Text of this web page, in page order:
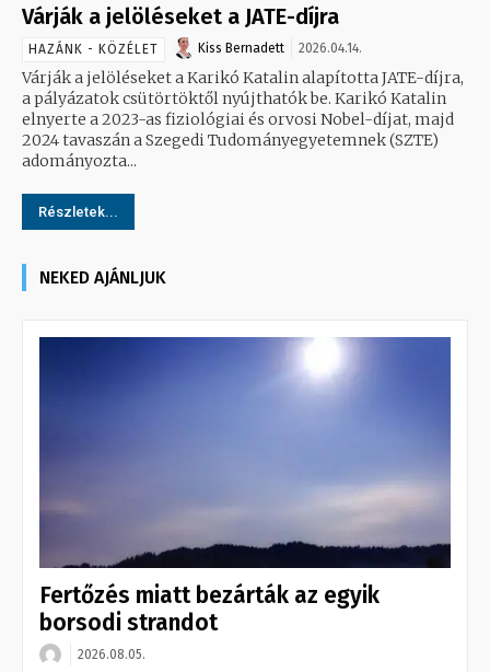
Várják a jelöléseket a JATE-díjra
HAZÁNK - KÖZÉLET Kiss Bernadett 2026.04.14.
Várják a jelöléseket a Karikó Katalin alapította JATE-díjra,
a pályázatok csütörtöktől nyújthatók be. Karikó Katalin
elnyerte a 2023-as fiziológiai és orvosi Nobel-díjat, majd
2024 tavaszán a Szegedi Tudományegyetemnek (SZTE)
adományozta...
Részletek...
NEKED AJÁNLJUK
Fertőzés miatt bezárták az egyik
borsodi strandot
2026.08.05.